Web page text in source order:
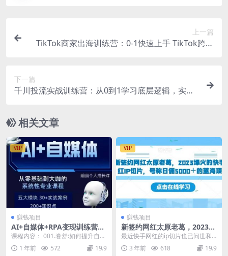
上一篇
TikTok商家出海训练营：0-1快速上手 TikTok跨境
下一篇
千川投流实战训练营：从0到1学习底层逻辑，实操
相关文章
VIP
赚钱项目
AI+自媒体+RPA变现训练营，
写作变现+AI使用+SEO+多平
台运营+RPA自动化
课程内容： 001.卷舒:如何提升自己
在“自媒体创作者”这个岗位的胜任
力?,ht...
1 年前 572 19.9
VIP
赚钱项目
新签约网红太原老葛，2023爆
火的快手网红IP切片，号称日
佣5000＋的蓝海项目
最近快手网红的ip切片也已问世和
抖音ip切片一片内卷不同，快手切
片由于刚刚开始，...
3 年前 618 19.9